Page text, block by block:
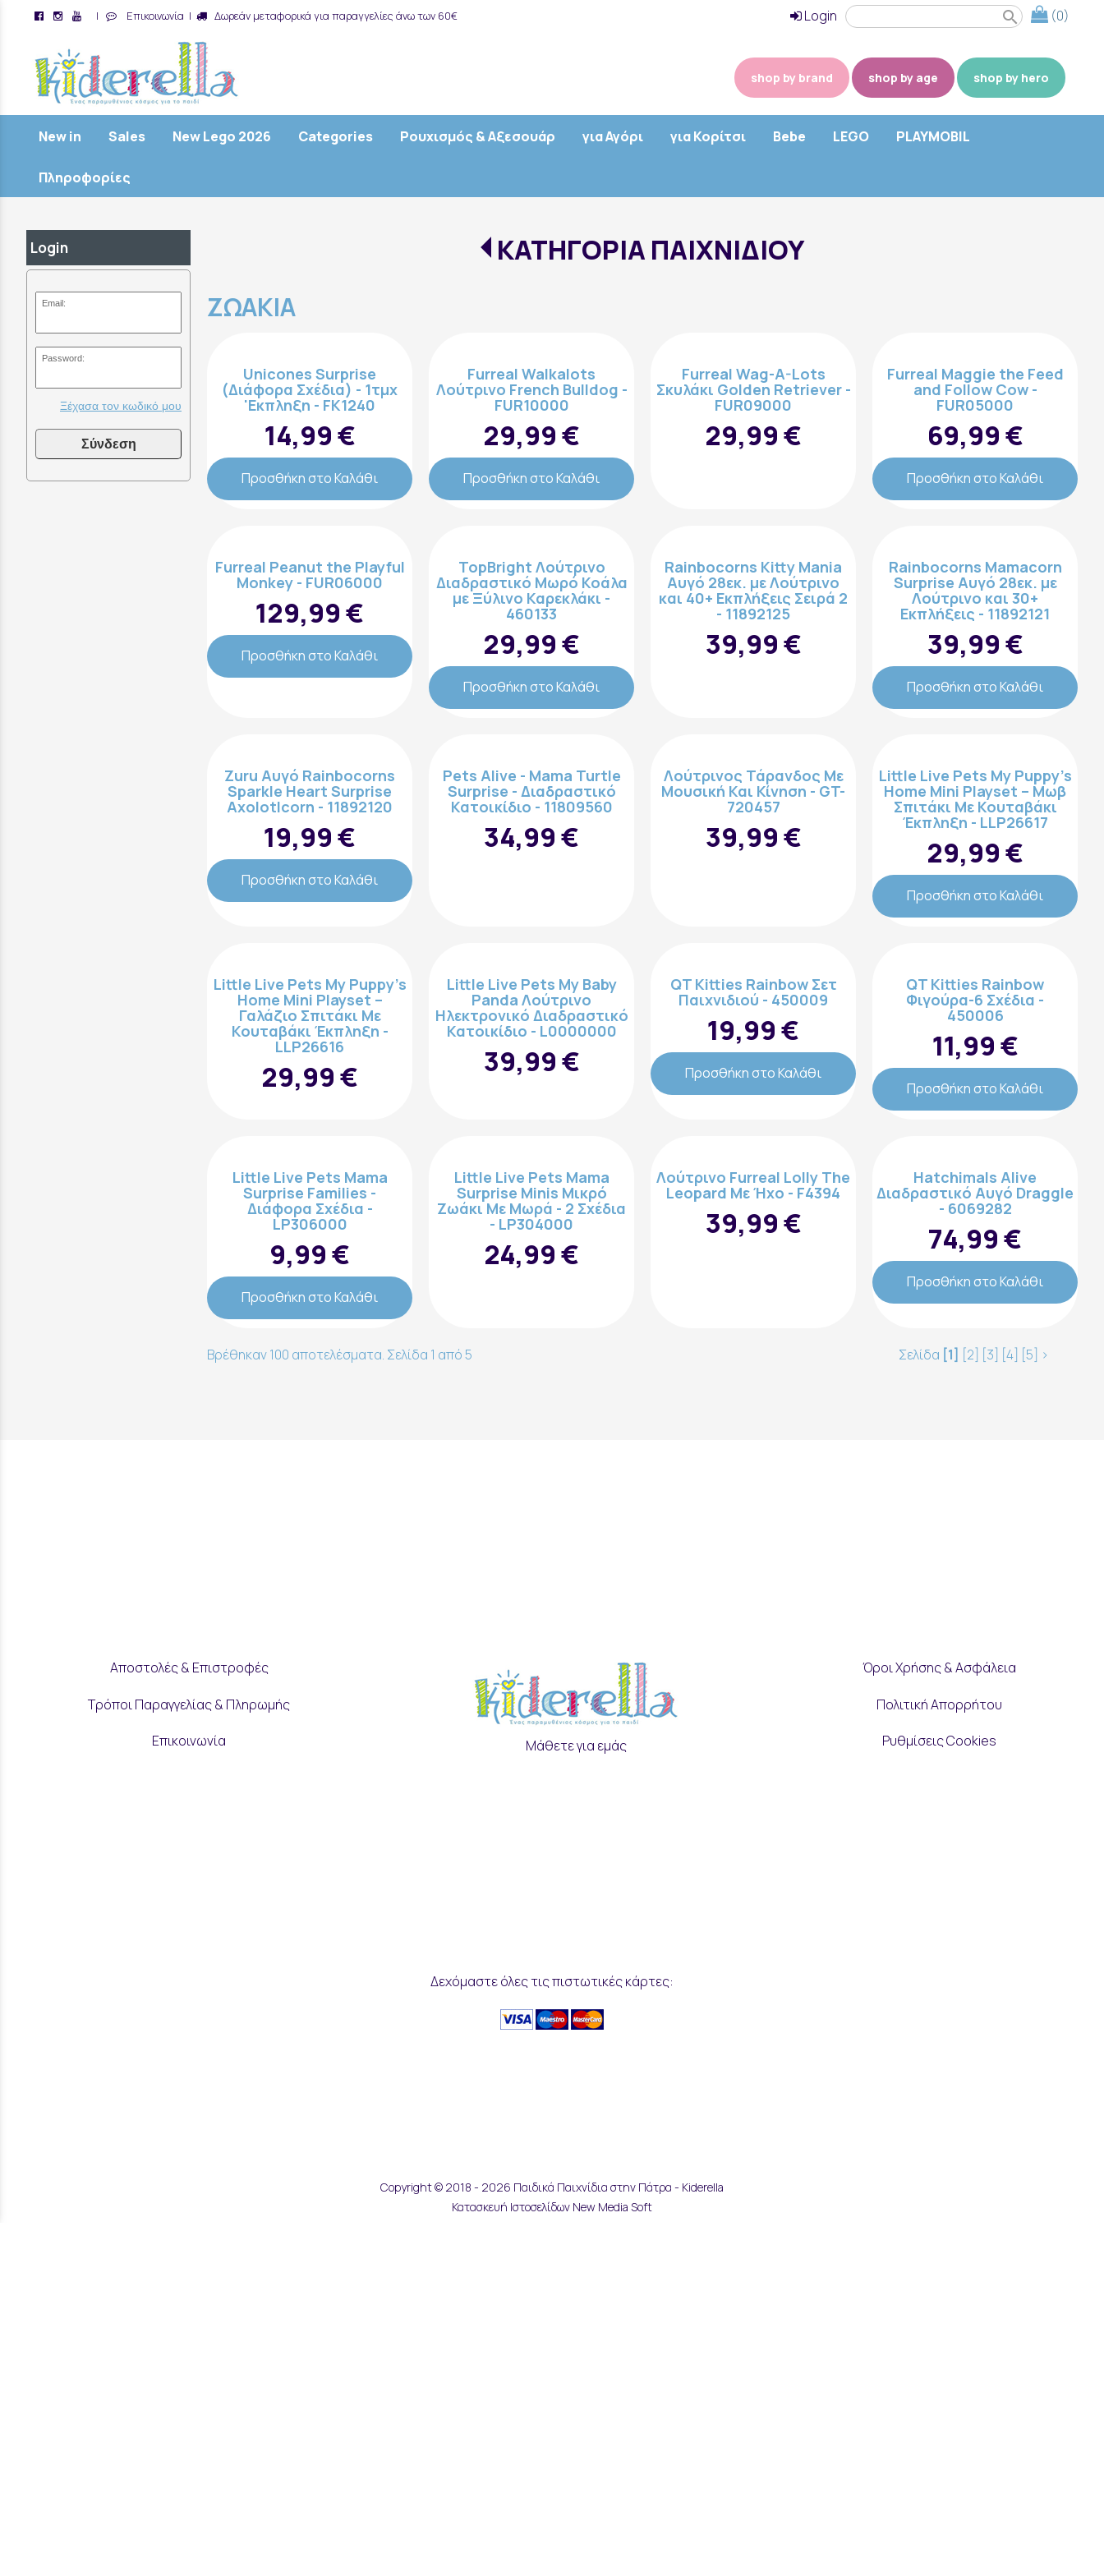
| Επικοινωνία | Δωρεάν μεταφορικά για παραγγελίες άνω των 60€ (0)
search
Login
shop by brand shop by age shop by hero
New in Sales New Lego 2026 Categories Ρουχισμός & Αξεσουάρ για Αγόρι για Κορίτσι Bebe LEGO PLAYMOBIL
Πληροφορίες
Login
Email:
Password:
Ξέχασα τον κωδικό μου
Σύνδεση
ΚΑΤΗΓΟΡΙΑ ΠΑΙΧΝΙΔΙΟΥ
ΖΩΑΚΙΑ
Unicones Surprise
(Διάφορα Σχέδια) - 1τμχ
'Εκπληξη - FK1240
14,99 €
Προσθήκη στο Καλάθι
Furreal Walkalots
Λούτρινο French Bulldog -
FUR10000
29,99 €
Προσθήκη στο Καλάθι
Furreal Wag-A-Lots
Σκυλάκι Golden Retriever -
FUR09000
29,99 €
Furreal Maggie the Feed
and Follow Cow -
FUR05000
69,99 €
Προσθήκη στο Καλάθι
Furreal Peanut the Playful
Monkey - FUR06000
129,99 €
Προσθήκη στο Καλάθι
TopBright Λούτρινο
Διαδραστικό Μωρό Κοάλα
με Ξύλινο Καρεκλάκι -
460133
29,99 €
Προσθήκη στο Καλάθι
Rainbocorns Kitty Mania
Αυγό 28εκ. με Λούτρινο
και 40+ Εκπλήξεις Σειρά 2
- 11892125
39,99 €
Rainbocorns Mamacorn
Surprise Αυγό 28εκ. με
Λούτρινο και 30+
Εκπλήξεις - 11892121
39,99 €
Προσθήκη στο Καλάθι
Zuru Αυγό Rainbocorns
Sparkle Heart Surprise
Axolotlcorn - 11892120
19,99 €
Προσθήκη στο Καλάθι
Pets Alive - Mama Turtle
Surprise - Διαδραστικό
Κατοικίδιο - 11809560
34,99 €
Λούτρινος Τάρανδος Με
Μουσική Και Κίνηση - GT-
720457
39,99 €
Little Live Pets My Puppy’s
Home Mini Playset – Μωβ
Σπιτάκι Mε Κουταβάκι
Έκπληξη - LLP26617
29,99 €
Προσθήκη στο Καλάθι
Little Live Pets My Puppy’s
Home Mini Playset –
Γαλάζιο Σπιτάκι Mε
Κουταβάκι Έκπληξη -
LLP26616
29,99 €
Little Live Pets My Baby
Panda Λούτρινο
Ηλεκτρονικό Διαδραστικό
Κατοικίδιο - L0000000
39,99 €
QT Kitties Rainbow Σετ
Παιχνιδιού - 450009
19,99 €
Προσθήκη στο Καλάθι
QT Kitties Rainbow
Φιγούρα-6 Σχέδια -
450006
11,99 €
Προσθήκη στο Καλάθι
Little Live Pets Mama
Surprise Families -
Διάφορα Σχέδια -
LP306000
9,99 €
Προσθήκη στο Καλάθι
Little Live Pets Mama
Surprise Minis Μικρό
Ζωάκι Mε Μωρά - 2 Σχέδια
- LP304000
24,99 €
Λούτρινο Furreal Lolly The
Leopard Mε Ήχο - F4394
39,99 €
Hatchimals Alive
Διαδραστικό Αυγό Draggle
- 6069282
74,99 €
Προσθήκη στο Καλάθι
Βρέθηκαν 100 αποτελέσματα. Σελίδα 1 από 5 Σελίδα [1] [2] [3] [4] [5] >
Εγγραφή στο Newsletter
Ακολουθήστε μας:
Αποστολές & Επιστροφές
Τρόποι Παραγγελίας & Πληρωμής
Επικοινωνία Μάθετε για εμάς
Όροι Χρήσης & Ασφάλεια
Πολιτική Απορρήτου
Ρυθμίσεις Cookies
Δεχόμαστε όλες τις πιστωτικές κάρτες:
Copyright © 2018 - 2026 Παιδικά Παιχνίδια στην Πάτρα - Kiderella
Κατασκευή Ιστοσελίδων New Media Soft